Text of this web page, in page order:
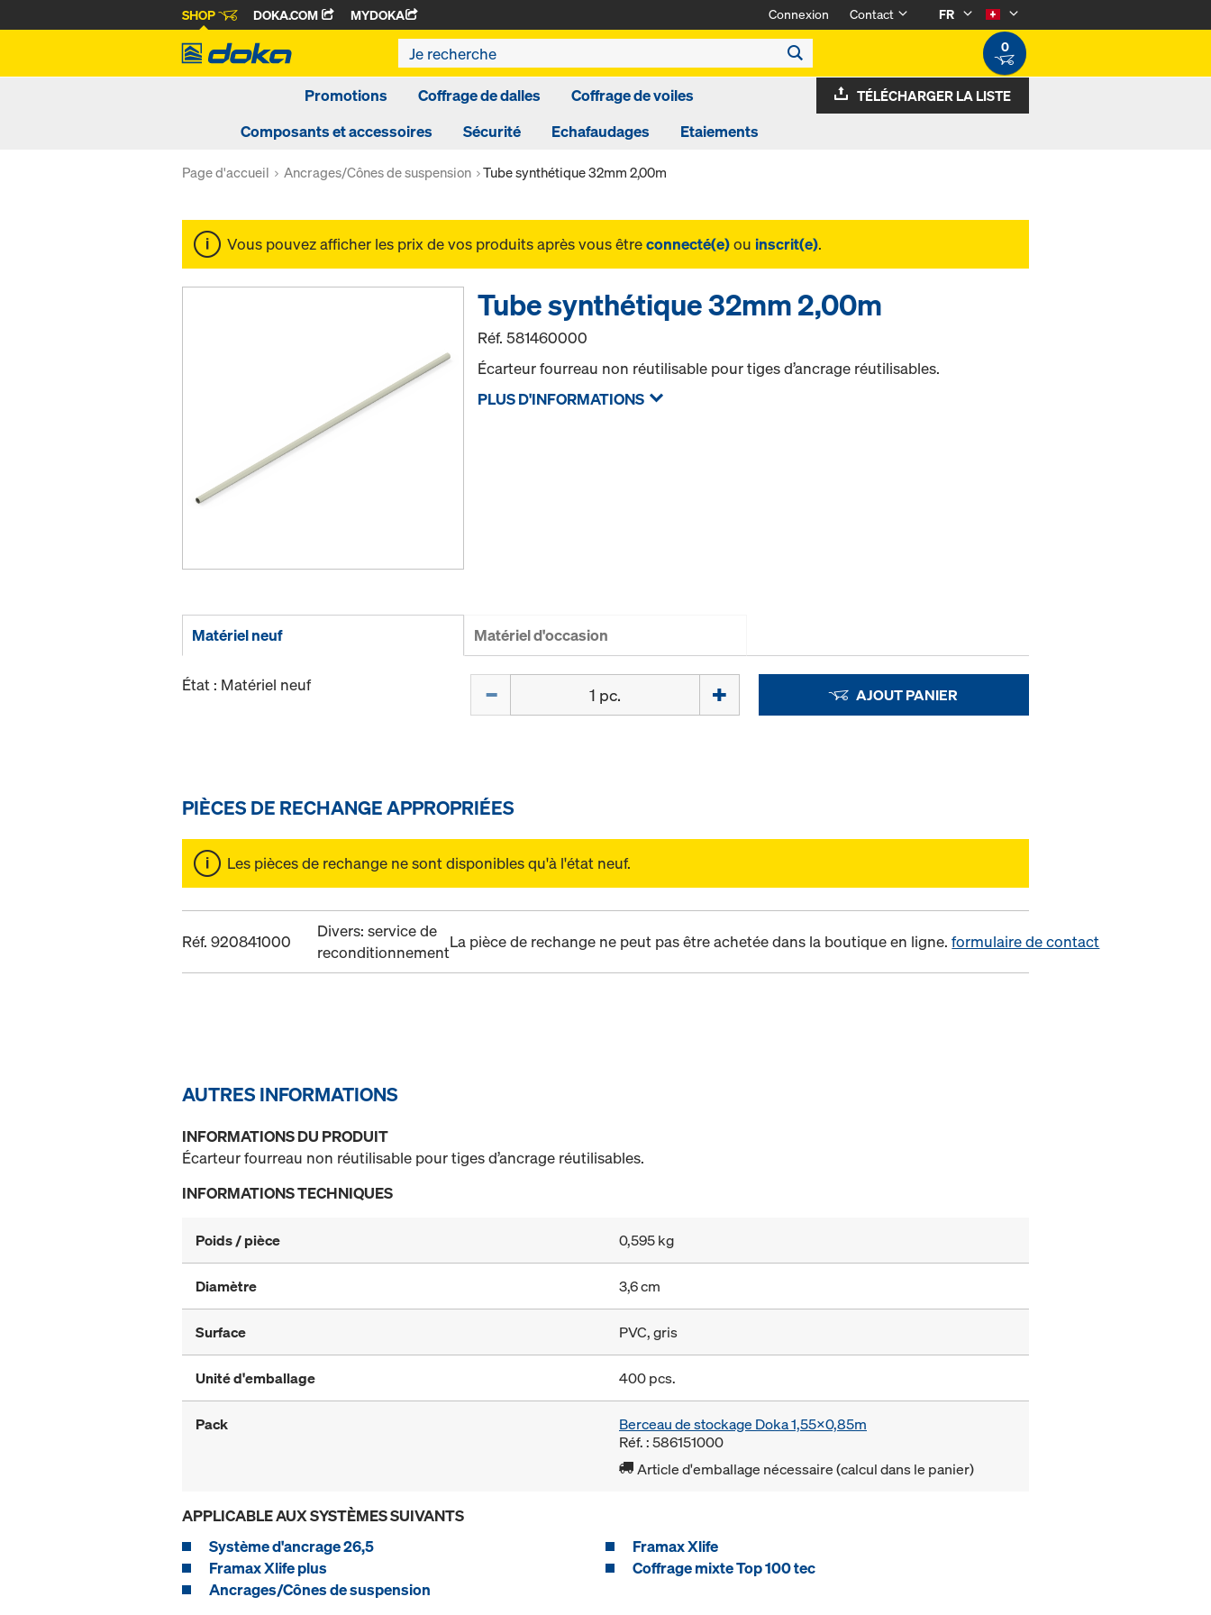
SHOP DOKA.COM MYDOKA Connexion Contact
FR
0
Promotions Coffrage de dalles
Coffrage de voiles
Composants et accessoires
Sécurité Echafaudages Etaiements
TÉLÉCHARGER LA LISTE
Page d'accueil Ancrages/Cônes de suspension Tube synthétique 32mm 2,00m
Vous pouvez afficher les prix de vos produits après vous êtreconnecté(e)ou inscrit(e).
Tube synthétique 32mm 2,00m
Réf.581460000
Écarteur fourreau non réutilisable pour tiges d’ancrage réutilisables.
PLUS D'INFORMATIONS
Matériel neuf Matériel d'occasion
État : Matériel neuf AJOUT PANIER
PIÈCES DE RECHANGE APPROPRIÉES
Les pièces de rechange ne sont disponibles qu'à l'état neuf.
Réf. 920841000
Divers: service de
reconditionnement
La pièce de rechange ne peut pas être achetée dans la boutique en ligne.formulaire de contact
AUTRES INFORMATIONS
INFORMATIONS DU PRODUIT
Écarteur fourreau non réutilisable pour tiges d’ancrage réutilisables.
INFORMATIONS TECHNIQUES
Poids / pièce 0,595 kg
Diamètre 3,6 cm
Surface PVC, gris
Unité d'emballage 400 pcs.
Pack
Berceau de stockage Doka 1,55x0,85m
Réf. : 586151000
Article d'emballage nécessaire (calcul dans le panier)
APPLICABLE AUX SYSTÈMES SUIVANTS
Système d'ancrage 26,5
Framax Xlife
Framax Xlife plus
Coffrage mixte Top 100 tec
Ancrages/Cônes de suspension